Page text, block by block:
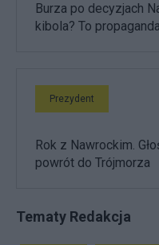
Burza po decyzjach
kibola? To
Prezydent
Rok z Nawrockim.
powrót do Trójmorza
Tematy Redakcja